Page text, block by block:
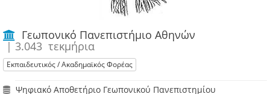
Γεωπονικό Πανεπιστήμιο Αθηνών
| 3.043 τεκμήρια
Εκπαιδευτικός / Ακαδημαϊκός Φορέας
Ψηφιακό Αποθετήριο Γεωπονικού Πανεπιστημίου